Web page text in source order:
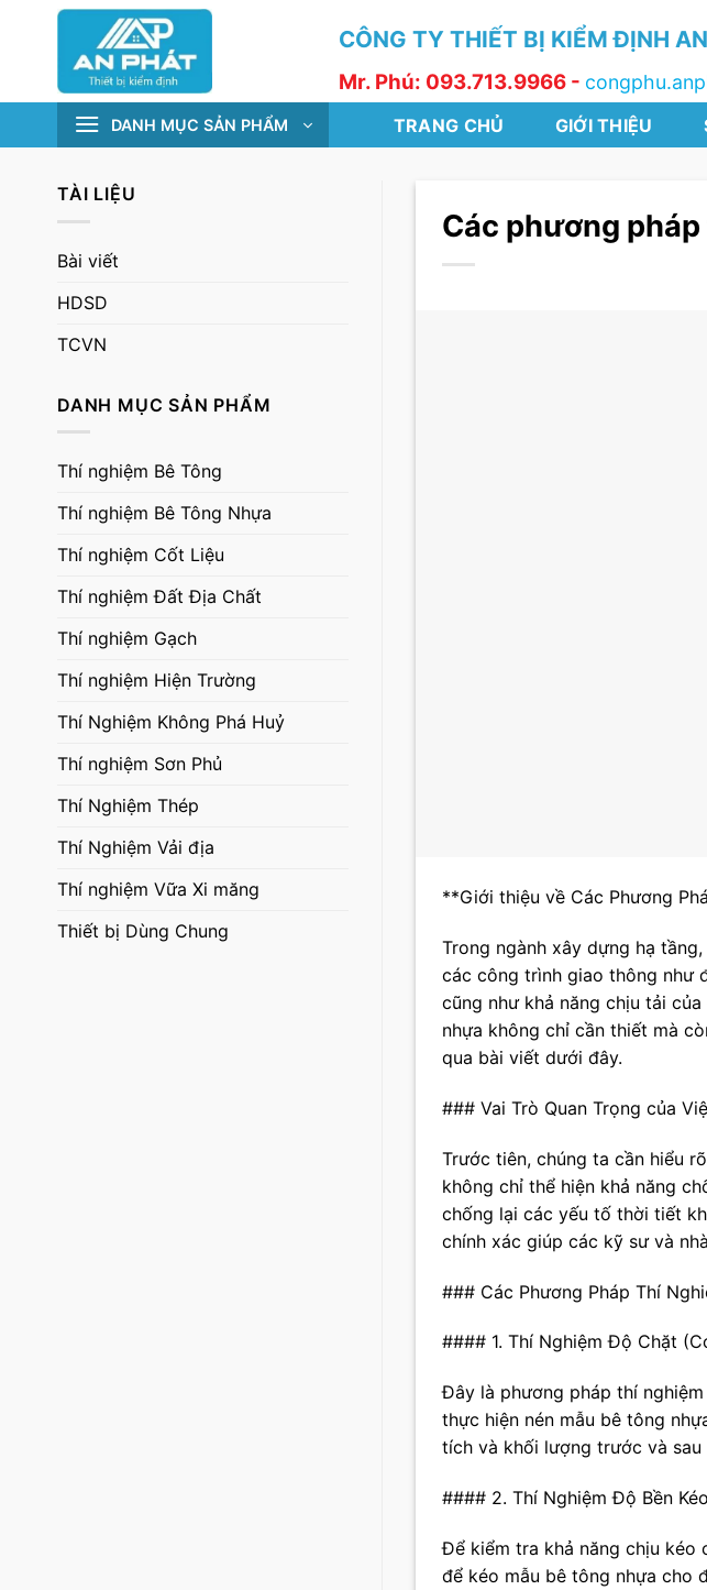
CÔNG TY THIẾT BỊ KIỂM ĐỊNH
Mr. Phú: 093.713.9966 -
DANH MỤC SẢN PHẨM TRANG CHỦ GIỚI THIỆU
TÀI LIỆU
Bài viết
HDSD
TCVN
DANH MỤC SẢN PHẨM
Thí nghiệm Bê Tông
Thí nghiệm Bê Tông Nhựa
Thí nghiệm Cốt Liệu
Thí nghiệm Đất Địa Chất
Thí nghiệm Gạch
Thí nghiệm Hiện Trường
Thí Nghiệm Không Phá Huỷ
Thí nghiệm Sơn Phủ
Thí Nghiệm Thép
Thí Nghiệm Vải địa
Thí nghiệm Vữa Xi măng
Thiết bị Dùng Chung
Các phương
**Giới thiệu về Các Phương
Trong ngành xây dựng hạ
các công trình giao thông như
cũng như khả năng chịu tải
nhựa không chỉ cần thiết mà
qua bài viết dưới đây.
### Vai Trò Quan Trọng của
Trước tiên, chúng ta cần hiểu
không chỉ thể hiện khả năng
chống lại các yếu tố thời tiết
chính xác giúp các kỹ sư và
### Các Phương Pháp Thí
#### 1. Thí Nghiệm Độ Chặt
Đây là phương pháp thí
thực hiện nén mẫu bê tông
tích và khối lượng trước và sau
#### 2. Thí Nghiệm Độ Bền
Để kiểm tra khả năng chịu kéo
để kéo mẫu bê tông nhựa cho